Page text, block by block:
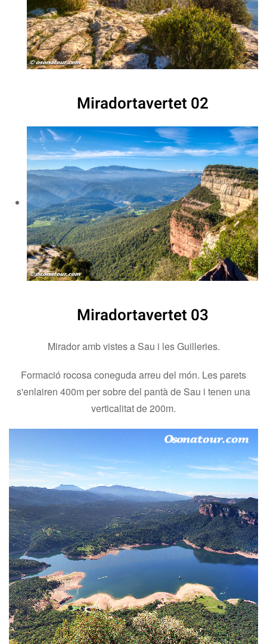
Miradortavertet 02
Miradortavertet 03
Mirador amb vistes a Sau i les Guilleries.
Formació rocosa coneguda arreu del món. Les parets
s'enlairen 400m per sobre del pantà de Sau i tenen una
verticalitat de 200m.